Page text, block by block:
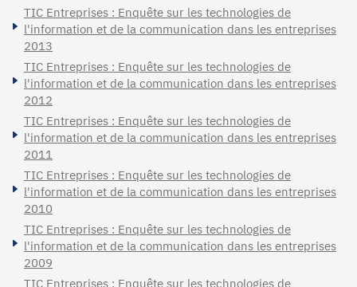
TIC Entreprises : Enquête sur les technologies de
l'information et de la communication dans les entreprises
2013
TIC Entreprises : Enquête sur les technologies de
l'information et de la communication dans les entreprises
2012
TIC Entreprises : Enquête sur les technologies de
l'information et de la communication dans les entreprises
2011
TIC Entreprises : Enquête sur les technologies de
l'information et de la communication dans les entreprises
2010
TIC Entreprises : Enquête sur les technologies de
l'information et de la communication dans les entreprises
2009
TIC Entreprises : Enquête sur les technologies de